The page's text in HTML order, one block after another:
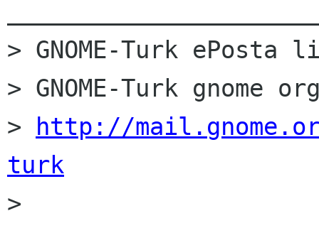
> GNOME-Turk ePosta
> GNOME-Turk gnome
>
http://
turk
>